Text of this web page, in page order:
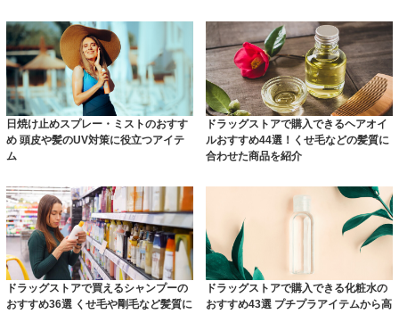
日焼け止めスプレー・ミストのおすす
め 頭皮や髪のUV対策に役立つアイテ
ム
ドラッグストアで購入できるヘアオイ
ルおすすめ44選！くせ毛などの髪質に
合わせた商品を紹介
ドラッグストアで買えるシャンプーの
おすすめ36選 くせ毛や剛毛など髪質に
ドラッグストアで購入できる化粧水の
おすすめ43選 プチプラアイテムから高